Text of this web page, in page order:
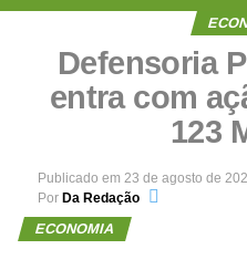
Defensoria
entra com
123
Publicado em 23 de agosto de
Por Da Redação
ECONOMIA